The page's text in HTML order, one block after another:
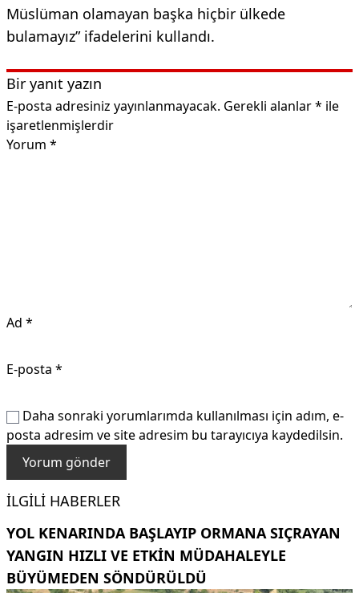
Müslüman olamayan başka hiçbir ülkede
bulamayız” ifadelerini kullandı.
Bir yanıt yazın
E-posta adresiniz yayınlanmayacak. Gerekli alanlar* ile
işaretlenmişlerdir
Yorum *
Ad *
E-posta *
Daha sonraki yorumlarımda kullanılması için adım, e-
posta adresim ve site adresim bu tarayıcıya kaydedilsin.
İLGILI HABERLER
YOL KENARINDA BAŞLAYIP ORMANA SIÇRAYAN
YANGIN HIZLI VE ETKIN MÜDAHALEYLE
BÜYÜMEDEN SÖNDÜRÜLDÜ